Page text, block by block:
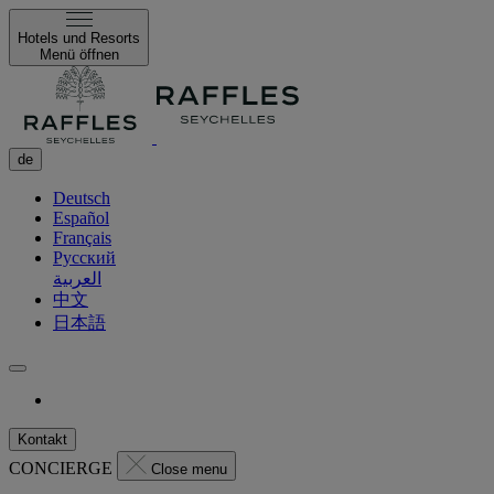
Hotels und Resorts
Menü öffnen
de
Deutsch
Español
Français
Русский
العربية
中文
日本語
Kontakt
CONCIERGE Close menu